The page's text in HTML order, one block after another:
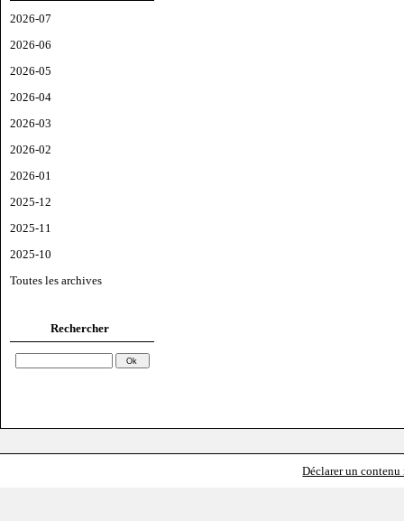
2026-07
2026-06
2026-05
2026-04
2026-03
2026-02
2026-01
2025-12
2025-11
2025-10
Toutes les archives
Rechercher
Déclarer un